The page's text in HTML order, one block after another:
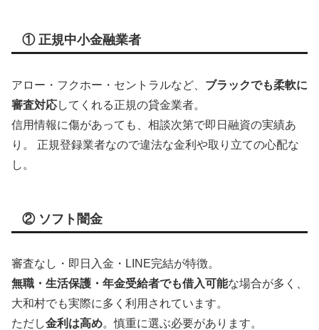
① 正規中小金融業者
アロー・フクホー・セントラルなど、 ブラックでも柔軟に
審査対応してくれる正規の貸金業者。
信用情報に傷があっても、相談次第で即日融資の実績あ
り。 正規登録業者なので違法な金利や取り立ての心配な
し。
② ソフト闇金
審査なし・即日入金・LINE完結が特徴。
無職・生活保護・年金受給者でも借入可能な場合が多く、
大和村でも実際に多く利用されています。
ただし金利は高め。慎重に選ぶ必要があります。